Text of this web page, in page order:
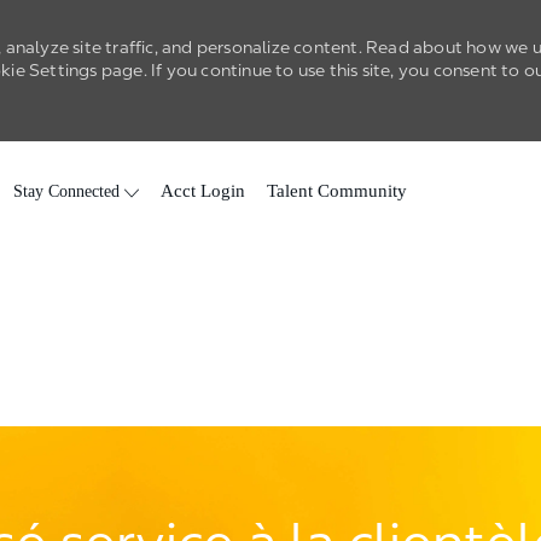
site traffic, and personalize content. Read about how we
Settings page. If you continue to use this site, you consent to
Stay Connected Acct Login Talent Community